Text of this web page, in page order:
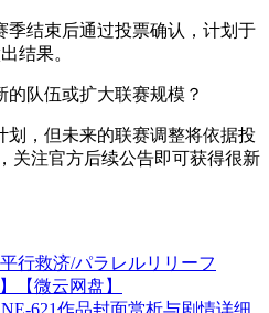
季结束后通过投票确认，计划于
结果。
队伍或扩大联赛规模？
，但未来的联赛调整将依据投
关注官方后续公告即可获得很新
平行救济/パラレルリリーフ
【微云网盘】
621作品封面赏析与剧情详细